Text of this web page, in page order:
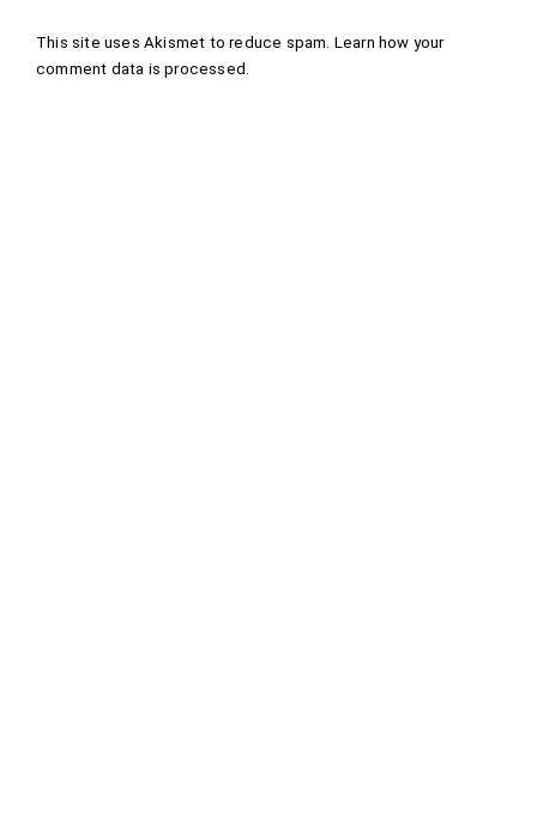
This site uses Akismet to reduce spam. Learn how your
comment data is processed